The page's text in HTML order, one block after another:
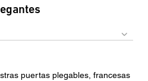
puertas plegables, francesas